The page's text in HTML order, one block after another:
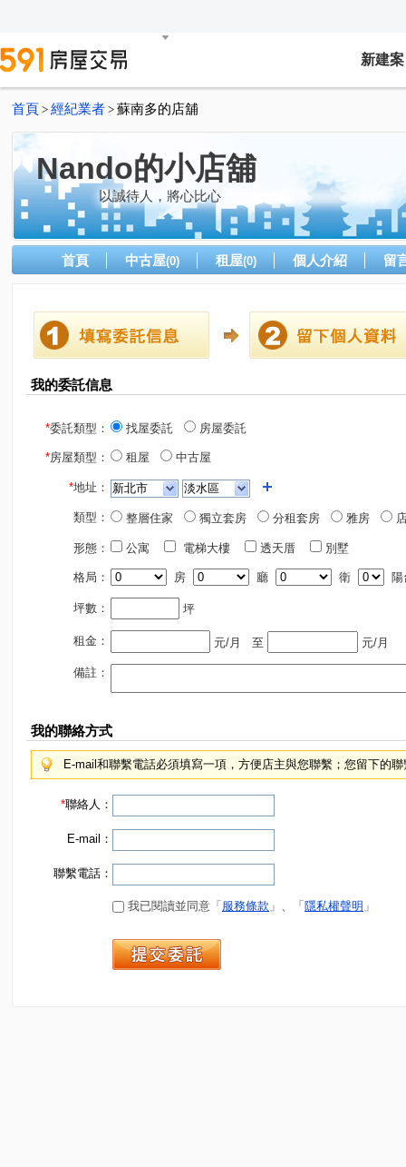
新建案
首頁 > 經紀業者 > 蘇南多的店舖
Nando的小店舖
以誠待人，將心比心
首頁 中古屋(0) 租屋(0) 個人介紹 留
我的委託信息
*委託類型： 找屋委託 房屋委託
*房屋類型： 租屋 中古屋
*地址：
類型： 整層住家 獨立套房 分租套房 雅房
形態： 公寓 電梯大樓 透天厝 別墅
格局： 房 廳 衛 陽
坪數： 坪
租金： 元/月 至 元/月
備註：
我的聯絡方式
E-mail和聯繫電話必須填寫一項，方便店主與您聯繫；您留下的
*聯絡人：
E-mail：
聯繫電話：
我已閱讀並同意「 服務條款 」、「 隱私權聲明 」